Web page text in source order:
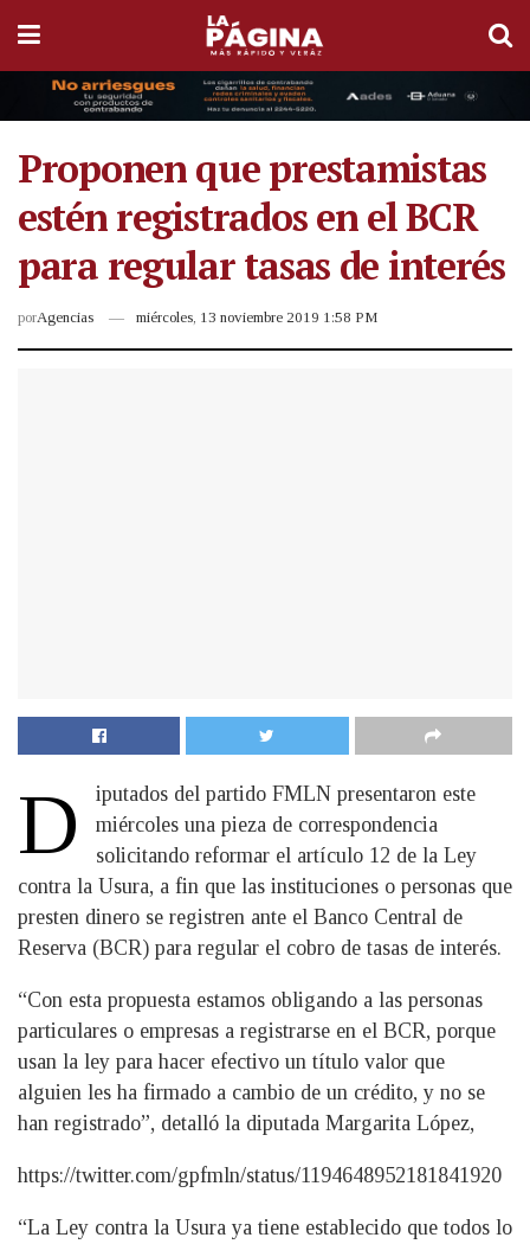
Proponen que prestamistas
estén registrados en el BCR
para regular tasas de interés
porAgencias miércoles, 13 noviembre 2019 1:58 PM
D
iputados del partido FMLN presentaron este
miércoles una pieza de correspondencia
solicitando reformar el artículo 12 de la Ley
contra la Usura, a fin que las instituciones o personas que
presten dinero se registren ante el Banco Central de
Reserva (BCR) para regular el cobro de tasas de interés.
“Con esta propuesta estamos obligando a las personas
particulares o empresas a registrarse en el BCR, porque
usan la ley para hacer efectivo un título valor que
alguien les ha firmado a cambio de un crédito, y no se
han registrado”, detalló la diputada Margarita López,
https://twitter.com/gpfmln/status/1194648952181841920
“La Ley contra la Usura ya tiene establecido que todos lo